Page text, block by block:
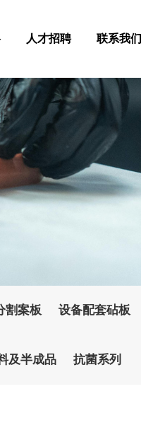
人才招聘 联系我们
割案板 设备配套砧板
及半成品 抗菌系列